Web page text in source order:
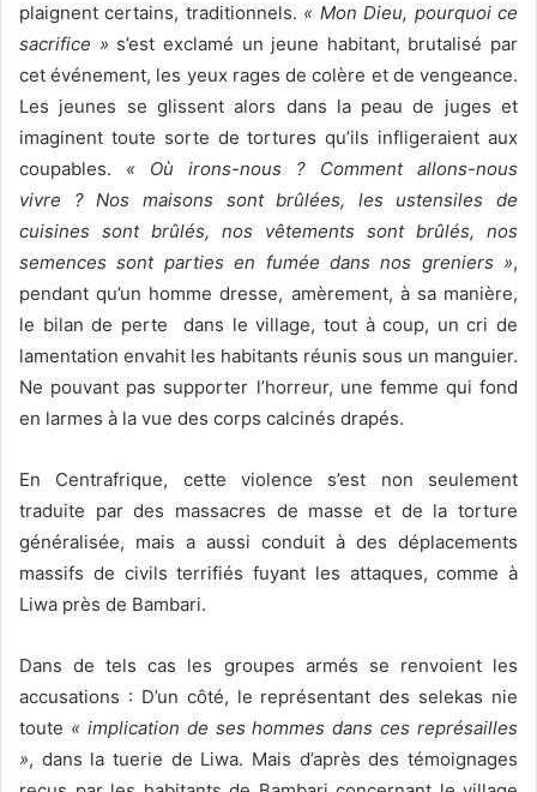
plaignent certains, traditionnels. « Mon Dieu, pourquoi ce
sacrifice » s’est exclamé un jeune habitant, brutalisé par
cet événement, les yeux rages de colère et de vengeance.
Les jeunes se glissent alors dans la peau de juges et
imaginent toute sorte de tortures qu’ils infligeraient aux
coupables. « Où irons-nous ? Comment allons-nous
vivre ? Nos maisons sont brûlées, les ustensiles de
cuisines sont brûlés, nos vêtements sont brûlés, nos
semences sont parties en fumée dans nos greniers »,
pendant qu’un homme dresse, amèrement, à sa manière,
le bilan de perte dans le village, tout à coup, un cri de
lamentation envahit les habitants réunis sous un manguier.
Ne pouvant pas supporter l’horreur, une femme qui fond
en larmes à la vue des corps calcinés drapés.
En Centrafrique, cette violence s’est non seulement
traduite par des massacres de masse et de la torture
généralisée, mais a aussi conduit à des déplacements
massifs de civils terrifiés fuyant les attaques, comme à
Liwa près de Bambari.
Dans de tels cas les groupes armés se renvoient les
accusations : D’un côté, le représentant des selekas nie
toute « implication de ses hommes dans ces représailles
», dans la tuerie de Liwa. Mais d’après des témoignages